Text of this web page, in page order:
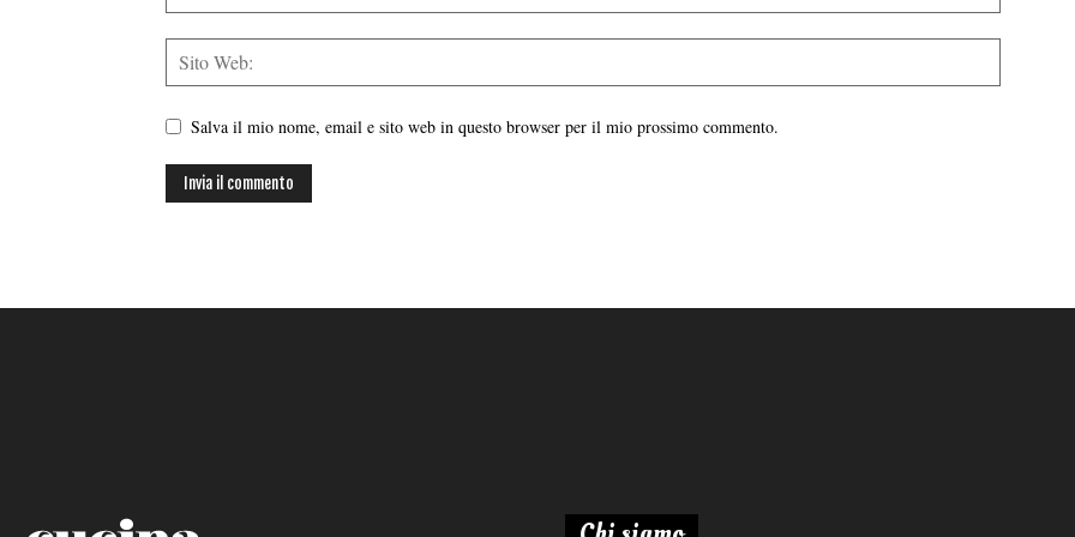
Salva il mio nome, email e sito web in questo browser per il mio prossimo commento.